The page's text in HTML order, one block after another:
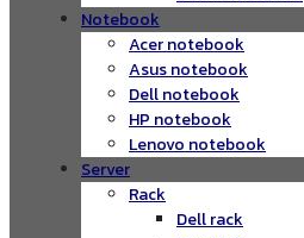
Notebook
Acer notebook
Asus notebook
Dell notebook
HP notebook
Lenovo notebook
Server
Rack
Dell rack